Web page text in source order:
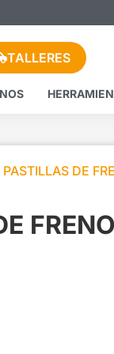
TALLERES
PASTILLAS DE